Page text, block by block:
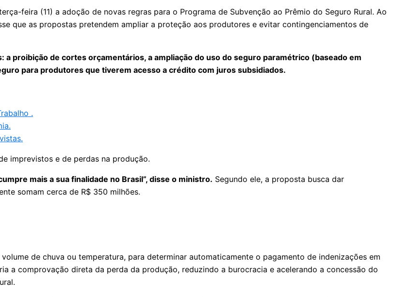
feira (11) a adoção de novas regras para o Programa de Subvenção ao Prêmio do Seguro Rural. Ao
que as propostas pretendem ampliar a proteção aos produtores e evitar contingenciamentos de
proibição de cortes orçamentários, a ampliação do uso do seguro paramétrico (baseado em
para produtores que tiverem acesso a crédito com juros subsidiados.
.
imprevistos e de perdas na produção.
mais a sua finalidade no Brasil”, disse o ministro. Segundo ele, a proposta busca dar
somam cerca de R$ 350 milhões.
de chuva ou temperatura, para determinar automaticamente o pagamento de indenizações em
a comprovação direta da perda da produção, reduzindo a burocracia e acelerando a concessão do